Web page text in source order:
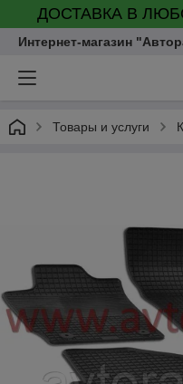
ДОСТАВКА В
Интернет-магазин
Товары и услуги